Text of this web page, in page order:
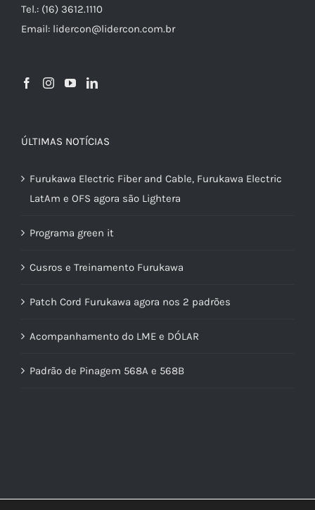
Tel.: (16) 3612.1110
Email: lidercon@lidercon.com.br
ÚLTIMAS NOTÍCIAS
Furukawa Electric Fiber and Cable, Furukawa Electric
LatAm e OFS agora são Lightera
Programa green it
Cusros e Treinamento Furukawa
Patch Cord Furukawa agora nos 2 padrões
Acompanhamento do LME e DÓLAR
Padrão de Pinagem 568A e 568B